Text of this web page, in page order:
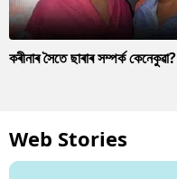
কৰীনাৰ সৈতে ছাৰাৰ সম্পৰ্ক কেনেকুৱা?
Web Stories